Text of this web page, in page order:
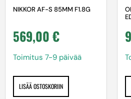
NIKKOR AF-S 85MM F1.8G
569,00€
Toimitus 7-9 päivää
LISÄÄ OSTOSKORIIN